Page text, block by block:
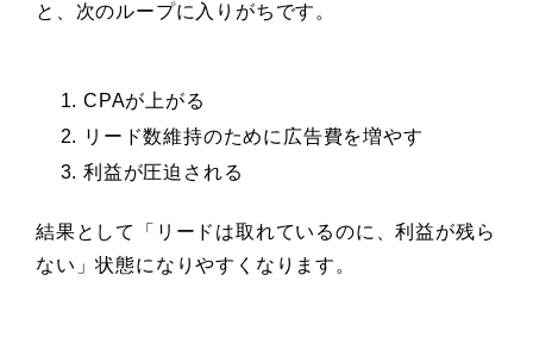
と、次のループに入りがちです。
CPAが上がる
リード数維持のために広告費を増やす
利益が圧迫される
結果として「リードは取れているのに、利益が残ら
ない」状態になりやすくなります。